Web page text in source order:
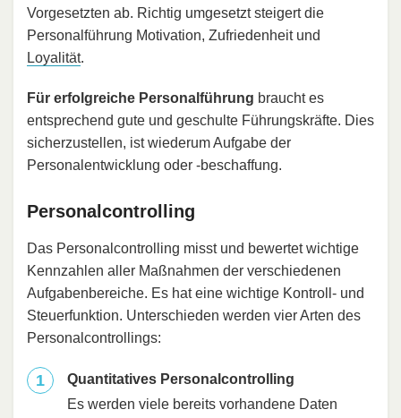
Vorgesetzten ab. Richtig umgesetzt steigert die
Personalführung Motivation, Zufriedenheit und
Loyalität.
Für erfolgreiche Personalführung braucht es
entsprechend gute und geschulte Führungskräfte. Dies
sicherzustellen, ist wiederum Aufgabe der
Personalentwicklung oder -beschaffung.
Personalcontrolling
Das Personalcontrolling misst und bewertet wichtige
Kennzahlen aller Maßnahmen der verschiedenen
Aufgabenbereiche. Es hat eine wichtige Kontroll- und
Steuerfunktion. Unterschieden werden vier Arten des
Personalcontrollings:
Quantitatives Personalcontrolling
Es werden viele bereits vorhandene Daten